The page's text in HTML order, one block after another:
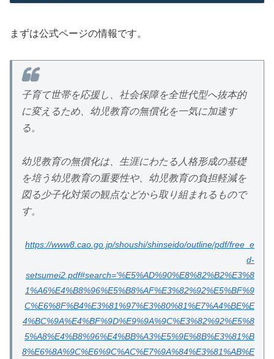
まずは公式ページの情報です。
子育て世帯を応援し、社会保障を全世代型へ抜本的
に変えるため、幼児教育の無償化を一気に加速す
る。
幼児教育の無償化は、生涯にわたる人格形成の基礎
を培う幼児教育の重要性や、幼児教育の負担軽減を
図る少子化対策の観点などから取り組まれるもので
す。
https://www8.cao.go.jp/shoushi/shinseido/outline/pdf/free_e
d-
setsumei2.pdf#search='%E5%AD%90%E8%82%B2%E3%8
1%A6%E4%B8%96%E5%B8%AF%E3%82%92%E5%BF%9
C%E6%8F%B4%E3%81%97%E3%80%81%E7%A4%BE%E
4%BC%9A%E4%BF%9D%E9%9A%9C%E3%82%92%E5%8
5%A8%E4%B8%96%E4%BB%A3%E5%9E%8B%E3%81%B
8%E6%8A%9C%E6%9C%AC%E7%9A%84%E3%81%AB%E